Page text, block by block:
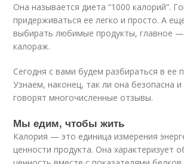
Она называется диета “1000 калорий”.
придерживаться ее легко и просто. А
выбирать любимые продукты, главное —
калораж.
Сегодня с вами будем разбираться в ее
Узнаем, наконец, так ли она безопасна
говорят многочисленные отзывы.
Мы едим, чтобы жить
Калория — это единица измерения
ценности продукта. Она характеризует